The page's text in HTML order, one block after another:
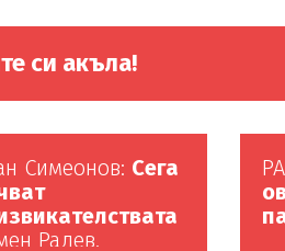
си акъла!
Симеонов: Сега
Радев.